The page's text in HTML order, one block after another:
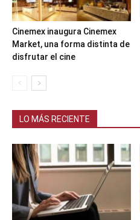
Cinemex inaugura Cinemex
Market, una forma distinta de
disfrutar el cine
LO MÁS RECIENTE